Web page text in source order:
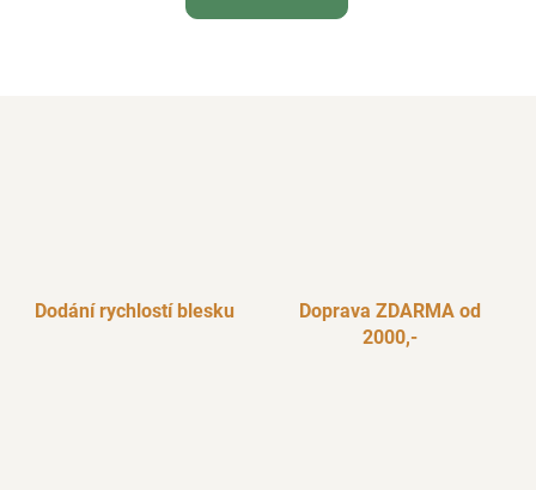
Dodání rychlostí blesku
Doprava ZDARMA od
2000,-